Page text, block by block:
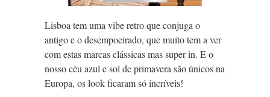
Lisboa tem uma vibe retro que conjuga o
antigo e o desempoeirado, que muito tem a ver
com estas marcas clássicas mas super in. E o
nosso céu azul e sol de primavera são únicos na
Europa, os look ficaram só incríveis!